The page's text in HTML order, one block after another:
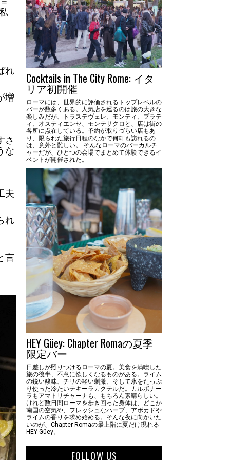
れ
増
さ
な
夫
れ
言
Cocktails in The City Rome: イタ
リア初開催
ローマには、世界的に評価されるトップレベルの
バーが数多くある。人気店を巡るのは旅の大きな
楽しみだが、トラステヴェレ、モンティ、プラテ
ィ、オスティエンセ、モンテサクロと、店は街の
各所に点在している。予約が取りづらい店もあ
り、限られた旅行日程のなかで何軒も訪れるの
は、意外と難しい。 そんなローマのバーカルチ
ャーだが、ひとつの会場でまとめて体験できるイ
ベントが開催された。
HEY Güey: Chapter Romaの夏季
限定バー
日差しが照りつけるローマの夏。美食を満喫した
旅の後半、不意に欲しくなるものがある。ライム
の鋭い酸味、チリの軽い刺激、そして氷をたっぷ
り使った冷たいテキーラカクテルだ。カルボナー
ラもアマトリチャーナも、もちろん素晴らしい。
けれど数日間ローマを歩き回った身体は、どこか
南国の空気や、フレッシュなハーブ、アボカドや
ライムの香りを求め始める。そんな夜に向かいた
いのが、Chapter Romaの最上階に夏だけ現れる
HEY Güey。
FOLLOW US